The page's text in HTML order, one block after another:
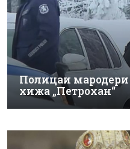
Полицаи мародери
хижа „Петрохан“